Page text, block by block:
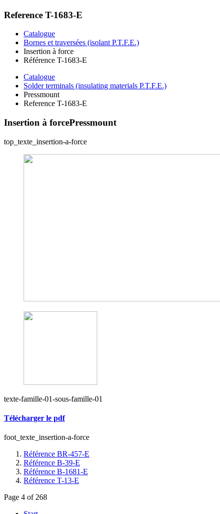
Reference T-1683-E
Catalogue
Bornes et traversées (isolant P.T.F.E.)
Insertion à force
Référence T-1683-E
Catalogue
Solder terminals (insulating materials P.T.F.E.)
Pressmount
Reference T-1683-E
Insertion à forcePressmount
top_texte_insertion-a-force
texte-famille-01-sous-famille-01
Télécharger le pdf
foot_texte_insertion-a-force
Référence BR-457-E
Référence B-39-E
Référence B-1681-E
Référence T-13-E
Page 4 of 268